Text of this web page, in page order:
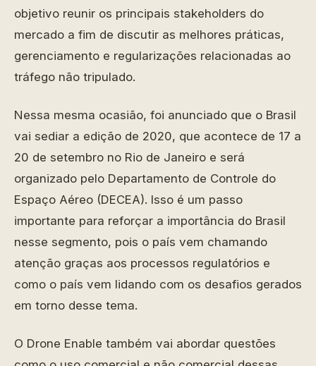
objetivo reunir os principais stakeholders do
mercado a fim de discutir as melhores práticas,
gerenciamento e regularizações relacionadas ao
tráfego não tripulado.
Nessa mesma ocasião, foi anunciado que o Brasil
vai sediar a edição de 2020, que acontece de 17 a
20 de setembro no Rio de Janeiro e será
organizado pelo Departamento de Controle do
Espaço Aéreo (DECEA). Isso é um passo
importante para reforçar a importância do Brasil
nesse segmento, pois o país vem chamando
atenção graças aos processos regulatórios e
como o país vem lidando com os desafios gerados
em torno desse tema.
O Drone Enable também vai abordar questões